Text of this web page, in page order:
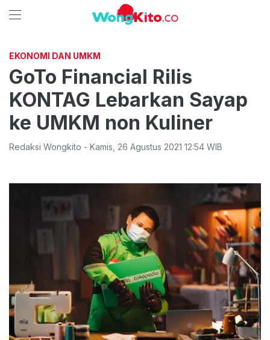
EKONOMI DAN UMKM
GoTo Financial Rilis
KONTAG Lebarkan Sayap
ke UMKM non Kuliner
Redaksi Wongkito - Kamis 26 Agustus 2021 12:54 WIB